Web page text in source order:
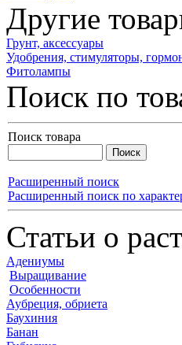
Другие
Грунт, аксессуары
Удобрения, стимуляторы,
Фитолампы
Поиск по
Поиск товара
Расширенный поиск
Расширенный поиск по
Статьи о
Адениумы
Выращивание
Особенности
Аубреция, обриета
Баухиния
Банан